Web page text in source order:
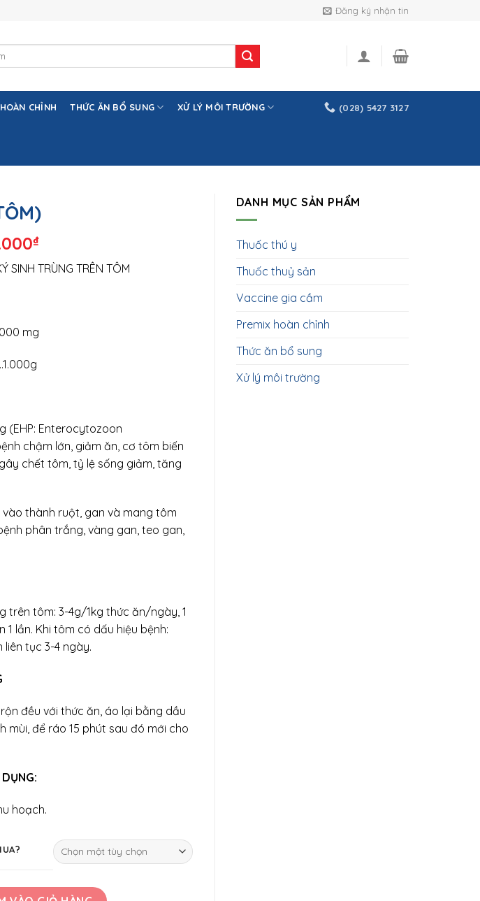
Đăng ký nhận tin
CHỈNH THỨC ĂN BỔ SUNG XỬ LÝ MÔI TRƯỜNG (028) 5427 3127
₫
SINH TRÙNG TRÊN TÔM
mg
(EHP: Enterocytozoon
chậm lớn, giảm ăn, cơ tôm biến
chết tôm, tỷ lệ sống giảm, tăng
thành ruột, gan và mang tôm
phân trắng, vàng gan, teo gan,
trên tôm: 3-4g/1kg thức ăn/ngày, 1
lần. Khi tôm có dấu hiệu bệnh:
tục 3-4 ngày.
đều với thức ăn, áo lại bằng dầu
mùi, để ráo 15 phút sau đó mới cho
hoạch.
DANH MỤC SẢN PHẨM
Thuốc thú y
Thuốc thuỷ sản
Vaccine gia cầm
Premix hoàn chỉnh
Thức ăn bổ sung
Xử lý môi trường